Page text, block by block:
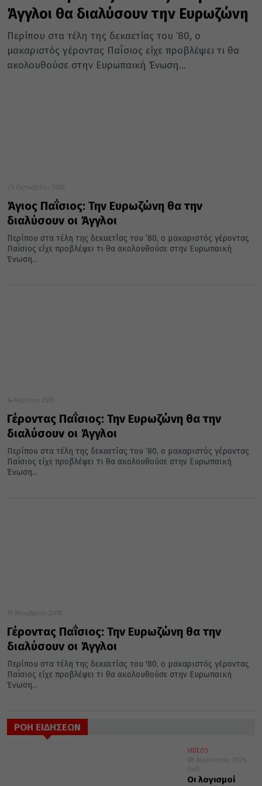
Άγγλοι θα διαλύσουν την Ευρωζώνη
Περίπου στα τέλη της δεκαετίας του ’80, ο
μακαριστός γέροντας Παΐσιος είχε προβλέψει τι θα
ακολουθούσε στην Ευρωπαική Ένωση...
23 Οκτωβρίου 2019
Άγιος Παΐσιος: Την Ευρωζώνη θα την
διαλύσουν οι Άγγλοι
Περίπου στα τέλη της δεκαετίας του ’80, ο μακαριστός γέροντας
Παΐσιος είχε προβλέψει τι θα ακολουθούσε στην Ευρωπαική
Ένωση...
14 Μαρτίου 2019
Γέροντας Παΐσιος: Την Ευρωζώνη θα την
διαλύσουν οι Άγγλοι
Περίπου στα τέλη της δεκαετίας του ’80, ο μακαριστός γέροντας
Παΐσιος είχε προβλέψει τι θα ακολουθούσε στην Ευρωπαική
Ένωση...
19 Νοεμβρίου 2018
Γέροντας Παΐσιος: Την Ευρωζώνη θα την
διαλύσουν οι Άγγλοι
Περίπου στα τέλη της δεκαετίας του '80, ο μακαριστός γέροντας
Παΐσιος είχε προβλέψει τι θα ακολουθούσε στην Ευρωπαική
Ένωση...
ΡΟΗ ΕΙΔΗΣΕΩΝ
VIDEOS
08 Αυγούστου 2026
0:40
Οι λογισμοί